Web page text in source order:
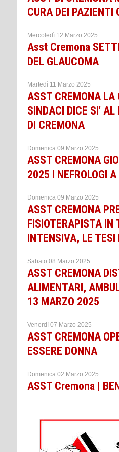
CURA DEI PAZIENTI
Mercoledì 12 Marzo 2025
Asst Cremona
DEL GLAUCOMA
Martedì 11 Marzo 2025
ASST CREMONA LA
SINDACI DICE SI' AL
DI CREMONA
Domenica 09 Marzo 2025
ASST CREMONA
2025 I NEFROLOGI
Domenica 09 Marzo 2025
ASST CREMONA
FISIOTERAPISTA IN
INTENSIVA, LE TESI
Sabato 08 Marzo 2025
ASST CREMONA
ALIMENTARI,
13 MARZO 2025
Venerdì 07 Marzo 2025
ASST CREMONA
ESSERE DONNA
Domenica 02 Marzo 2025
ASST Cremona |